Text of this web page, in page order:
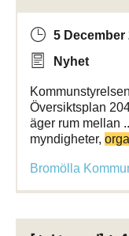
5 December
Nyhet
Översiktsplan
äger rum mellan
myndigheter,
Bromölla